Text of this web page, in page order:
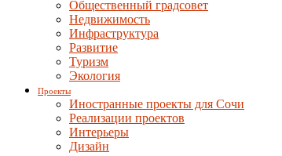
Общественный градсовет
Недвижимость
Инфраструктура
Развитие
Туризм
Экология
Проекты
Иностранные проекты для Сочи
Реализации проектов
Интерьеры
Дизайн